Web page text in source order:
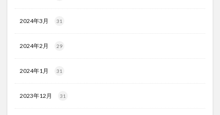
2024年3月 31
2024年2月 29
2024年1月 31
2023年12月 31